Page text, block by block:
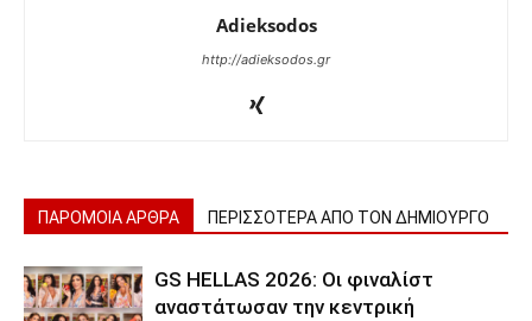
Adieksodos
http://adieksodos.gr
ΠΑΡΟΜΟΙΑ ΑΡΘΡΑ ΠΕΡΙΣΣΟΤΕΡΑ ΑΠΟ ΤΟΝ ΔΗΜΙΟΥΡΓΟ
GS HELLAS 2026: Οι φιναλίστ
αναστάτωσαν την κεντρική